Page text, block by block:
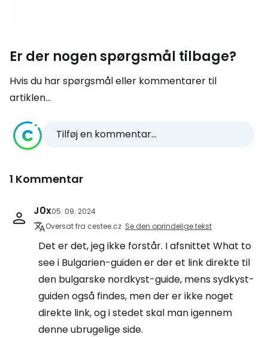
Er der nogen spørgsmål tilbage?
Hvis du har spørgsmål eller kommentarer til
artiklen...
Tilføj en kommentar...
1 Kommentar
J0x05. 09. 2024
Oversat fra cestee.cz Se den oprindelige tekst
Det er det, jeg ikke forstår. I afsnittet What to
see i Bulgarien-guiden er der et link direkte til
den bulgarske nordkyst-guide, mens sydkyst-
guiden også findes, men der er ikke noget
direkte link, og i stedet skal man igennem
denne ubrugelige side.